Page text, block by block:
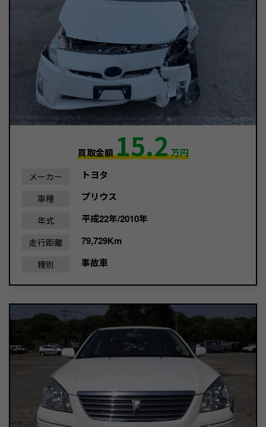
買取金額15.2万円
メーカー トヨタ
車種 プリウス
年式 平成22年/2010年
走行距離 79,729Km
種別 事故車